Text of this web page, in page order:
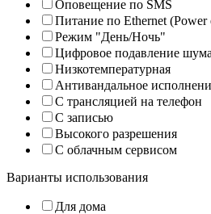
Оповещение по SMS
Питание по Ethernet (Power
Режим "День/Ночь"
Цифровое подавление
Низкотемпературная
Антивандальное
С трансляцией на телефон
С записью
Высокого разрешения
С облачным сервисом
Варианты использования
Для дома